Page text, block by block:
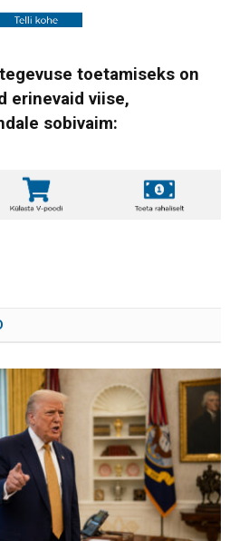
toetamiseks on
erinevaid viise,
sobivaim: